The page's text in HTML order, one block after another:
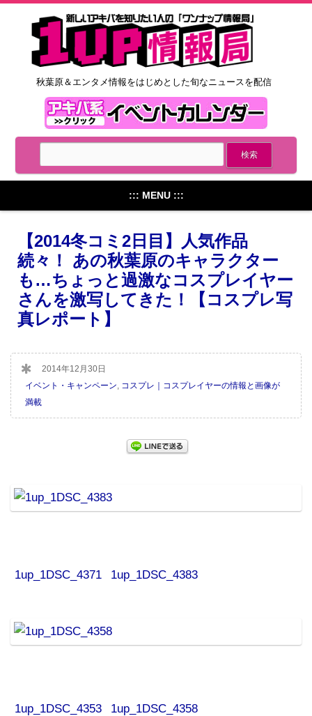
秋葉原＆エンタメ情報をはじめとした旬なニュースを配信
::: MENU :::
【2014冬コミ2日目】人気作品
続々！ あの秋葉原のキャラクター
も…ちょっと過激なコスプレイヤー
さんを激写してきた！【コスプレ写
真レポート】
2014年12月30日
イベント・キャンペーン
コスプレ｜コスプレイヤーの情報と画像が
満載
1up_1DSC_4371 1up_1DSC_4383
1up_1DSC_4353 1up_1DSC_4358